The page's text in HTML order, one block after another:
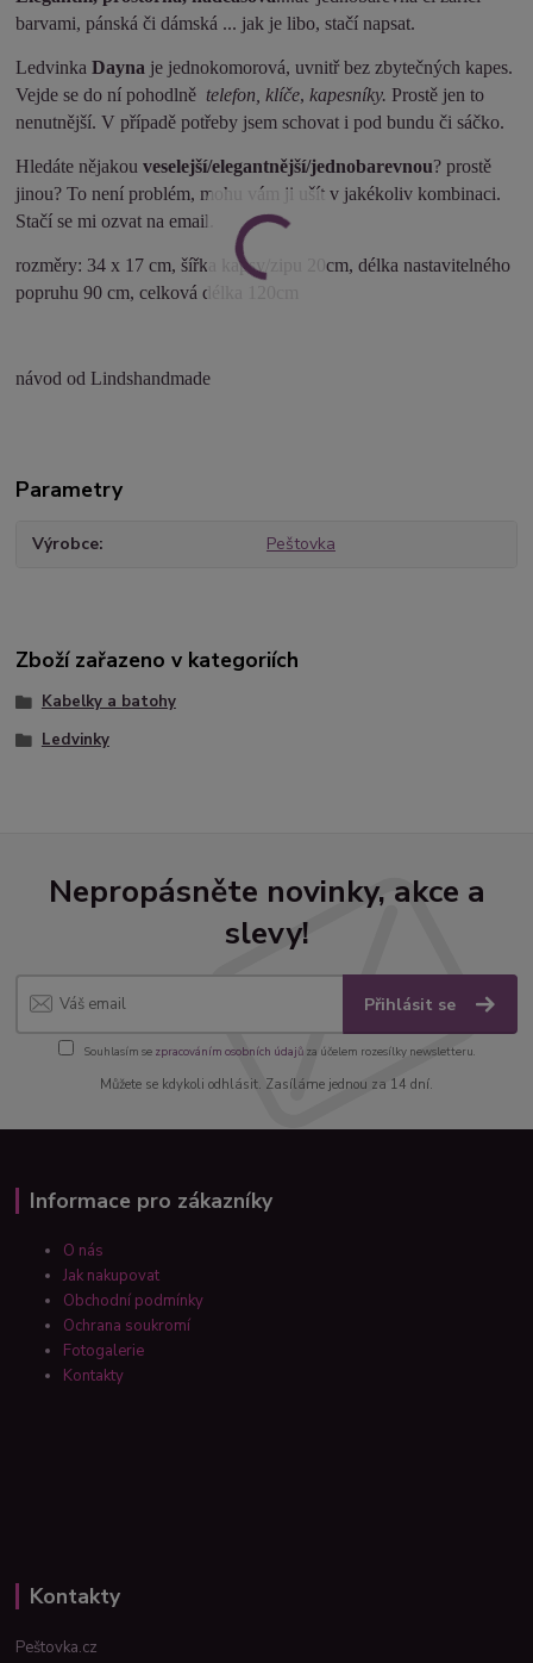
barvami, pánská či dámská ... jak je libo, stačí napsat.
LedvinkaDayna je jednokomorová, uvnitř bez zbytečných kapes.
Vejde se do ní pohodlně telefon, klíče,kapesníky.Prostě jen to
nenutnější. V případě potřeby jsem schovat i pod bundu či sáčko.
Hledáte nějakouveselejší/elegantnější/jednobarevnou? prostě
jinou? To není problém, mohu vám ji ušít v jakékoliv kombinaci.
Stačí se mi ozvat na email.
rozměry: 34 x 17 cm, šířka kapsy/zipu 20cm, délka nastavitelného
popruhu 90 cm, celková délka 120cm
návod od Lindshandmade
Parametry
Výrobce Peštovka
Zboží zařazeno v kategoriích
Kabelky a batohy
Ledvinky
Nepropásněte novinky, akce a
slevy!
Přihlásit se
Souhlasím se zpracováním osobních údajůza účelem rozesílky newsletteru.
Můžete se kdykoli odhlásit. Zasíláme jednou za 14 dní.
Informace pro zákazníky
O nás
Jak nakupovat
Obchodní podmínky
Ochrana soukromí
Fotogalerie
Kontakty
Kontakty
Peštovka.cz